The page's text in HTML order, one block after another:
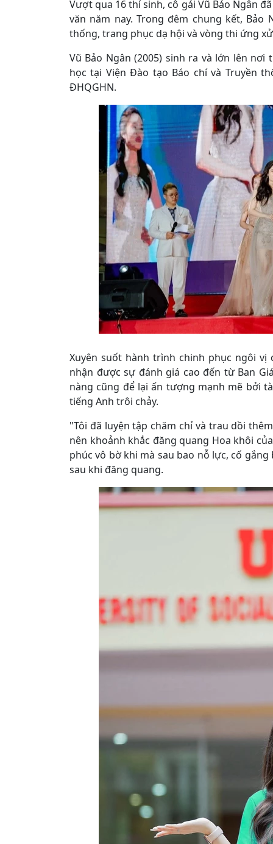
Vượt qua 16 thí sinh, cô gái Vũ Bảo Ngân
văn năm nay. Trong đêm chung kết,
thống, trang phục dạ hội và vòng thi ứng
Vũ Bảo Ngân (2005) sinh ra và lớn lên
học tại Viện Đào tạo Báo chí và Truyền
ĐHQGHN.
Xuyên suốt hành trình chinh phục ngôi vị
nhận được sự đánh giá cao đến từ Ban
nàng cũng để lại ấn tượng mạnh mẽ bởi
tiếng Anh trôi chảy.
"Tôi đã luyện tập chăm chỉ và trau dồi
nên khoảnh khắc đăng quang Hoa khôi
phúc vô bờ khi mà sau bao nỗ lực, cố
sau khi đăng quang.